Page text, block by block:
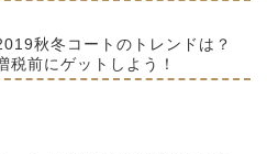
秋冬コートのトレンドは？
税前にゲットしよう！